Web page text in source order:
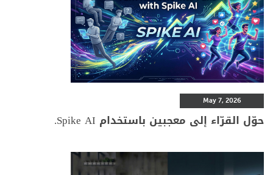
May 7, 2026
حوّل القرّاء إلى معجبين باستخدام Spike AI.